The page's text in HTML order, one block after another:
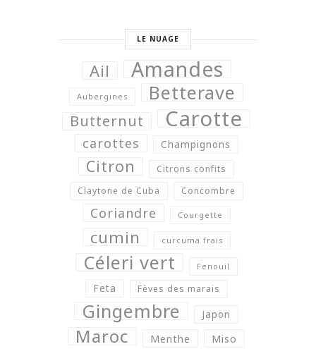
LE NUAGE
Ail Amandes
Aubergines Betterave
Butternut Carotte
carottes Champignons
Citron
Citrons confits
Claytone de Cuba
Concombre
Coriandre Courgette
cumin curcuma frais
Céleri vert Fenouil
Feta Fèves des marais
Gingembre Japon
Maroc Menthe Miso